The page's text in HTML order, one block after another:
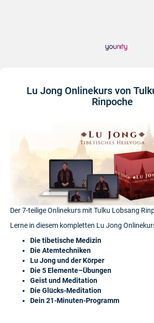
Lu Jong Onlinekurs von
Rinpoche
Der 7-teilige Onlinekurs mit Tulku Lobsang
Lerne in diesem kompletten Lu Jong
Die tibetische Medizin
Die Atemtechniken
Lu Jong und der Körper
Die 5 Elemente–Übungen
Geist und Meditation
Die Glücks-Meditation
Dein 21-Minuten-Programm